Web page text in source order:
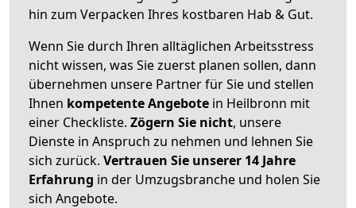
hin zum Verpacken Ihres kostbaren Hab & Gut.
Wenn Sie durch Ihren alltäglichen Arbeitsstress
nicht wissen, was Sie zuerst planen sollen, dann
übernehmen unsere Partner für Sie und stellen
Ihnen kompetente Angebote in Heilbronn mit
einer Checkliste. Zögern Sie nicht, unsere
Dienste in Anspruch zu nehmen und lehnen Sie
sich zurück. Vertrauen Sie unserer 14 Jahre
Erfahrung in der Umzugsbranche und holen Sie
sich Angebote.